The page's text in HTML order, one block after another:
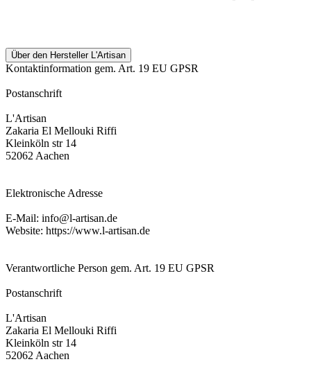
Über den Hersteller L'Artisan
Kontaktinformation gem. Art. 19 EU GPSR
Postanschrift
L'Artisan
Zakaria El Mellouki Riffi
Kleinköln str 14
52062 Aachen
Elektronische Adresse
E-Mail: info@l-artisan.de
Website: https://www.l-artisan.de
Verantwortliche Person gem. Art. 19 EU GPSR
Postanschrift
L'Artisan
Zakaria El Mellouki Riffi
Kleinköln str 14
52062 Aachen